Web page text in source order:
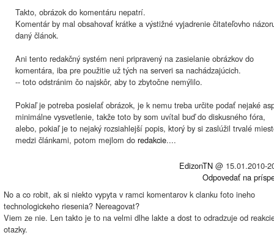
Takto, obrázok do komentáru nepatrí.
Komentár by mal obsahovať krátke a výstižné vyjadrenie čitateľovho
daný článok.
Ani tento redakčný systém neni pripravený na zasielanie obrázkov do
komentára, iba pre použitie už tých na serveri sa nachádzajúcich.
-- toto odstránim čo najskôr, aby to zbytočne nemýlilo.
Pokiaľ je potreba posielať obrázok, je k nemu treba určite podať nejaké
minimálne vysvetlenie, takže toto by som uvítal buď do diskusného fóra,
alebo, pokiaľ je to nejaký rozsiahlejší popis, ktorý by si zaslúžil trvalé
medzi článkami, potom mejlom do redakcie....
EdizonTN @ 15.01.2010-
Odpovedať na
No a co robit, ak si niekto vypyta v ramci komentarov k clanku foto ineho
technologickeho riesenia? Nereagovat?
Viem ze nie. Len takto je to na velmi dlhe lakte a dost to odradzuje od
otazky.